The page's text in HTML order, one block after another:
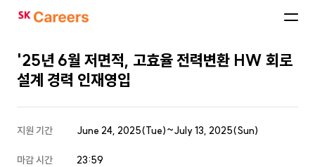
SK
'25년 6월 저면적, 고효율 전력변환 HW 회로
설계 경력 인재영입
지원 기간 June 24, 2025(Tue)~July 13, 2025(Sun)
마감 시간 23:59